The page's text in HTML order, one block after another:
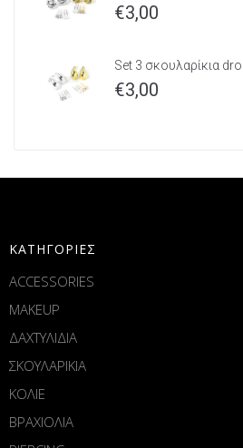
€3,00
Set 3 σκουλαρίκια
€3,00
ΚΑΤΗΓΟΡΙΕΣ
ACCESSORIES
MAKEUP
ΔΑΧΤΥΛΙΔΙΑ
ΣΚΟΥΛΑΡΙΚΙΑ
ΚΟΛΙΕ
ΒΡΑΧΙΟΛΙΑ